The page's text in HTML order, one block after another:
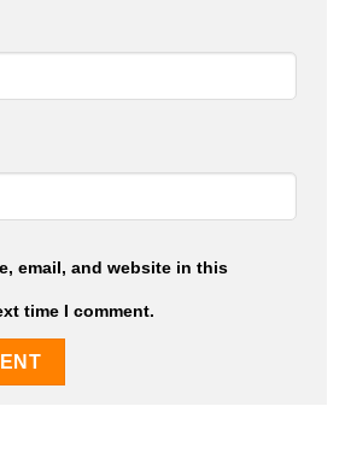
email, and website in this
time I comment.